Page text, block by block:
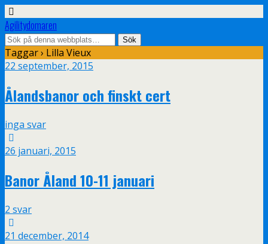
Agilitydomaren
Taggar › Lilla Vieux
22 september, 2015
Ålandsbanor och finskt cert
inga svar
26 januari, 2015
Banor Åland 10-11 januari
2 svar
21 december, 2014